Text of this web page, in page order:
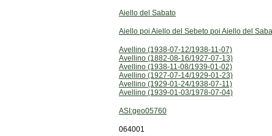
Aiello del Sabato
Aiello poi Aiello del Sebeto poi Aiello del
Avellino (1938-07-12/1938-11-07)
Avellino (1882-08-16/1927-07-13)
Avellino (1938-11-08/1939-01-02)
Avellino (1927-07-14/1929-01-23)
Avellino (1929-01-24/1938-07-11)
Avellino (1939-01-03/1978-07-04)
ASI:geo05760
064001